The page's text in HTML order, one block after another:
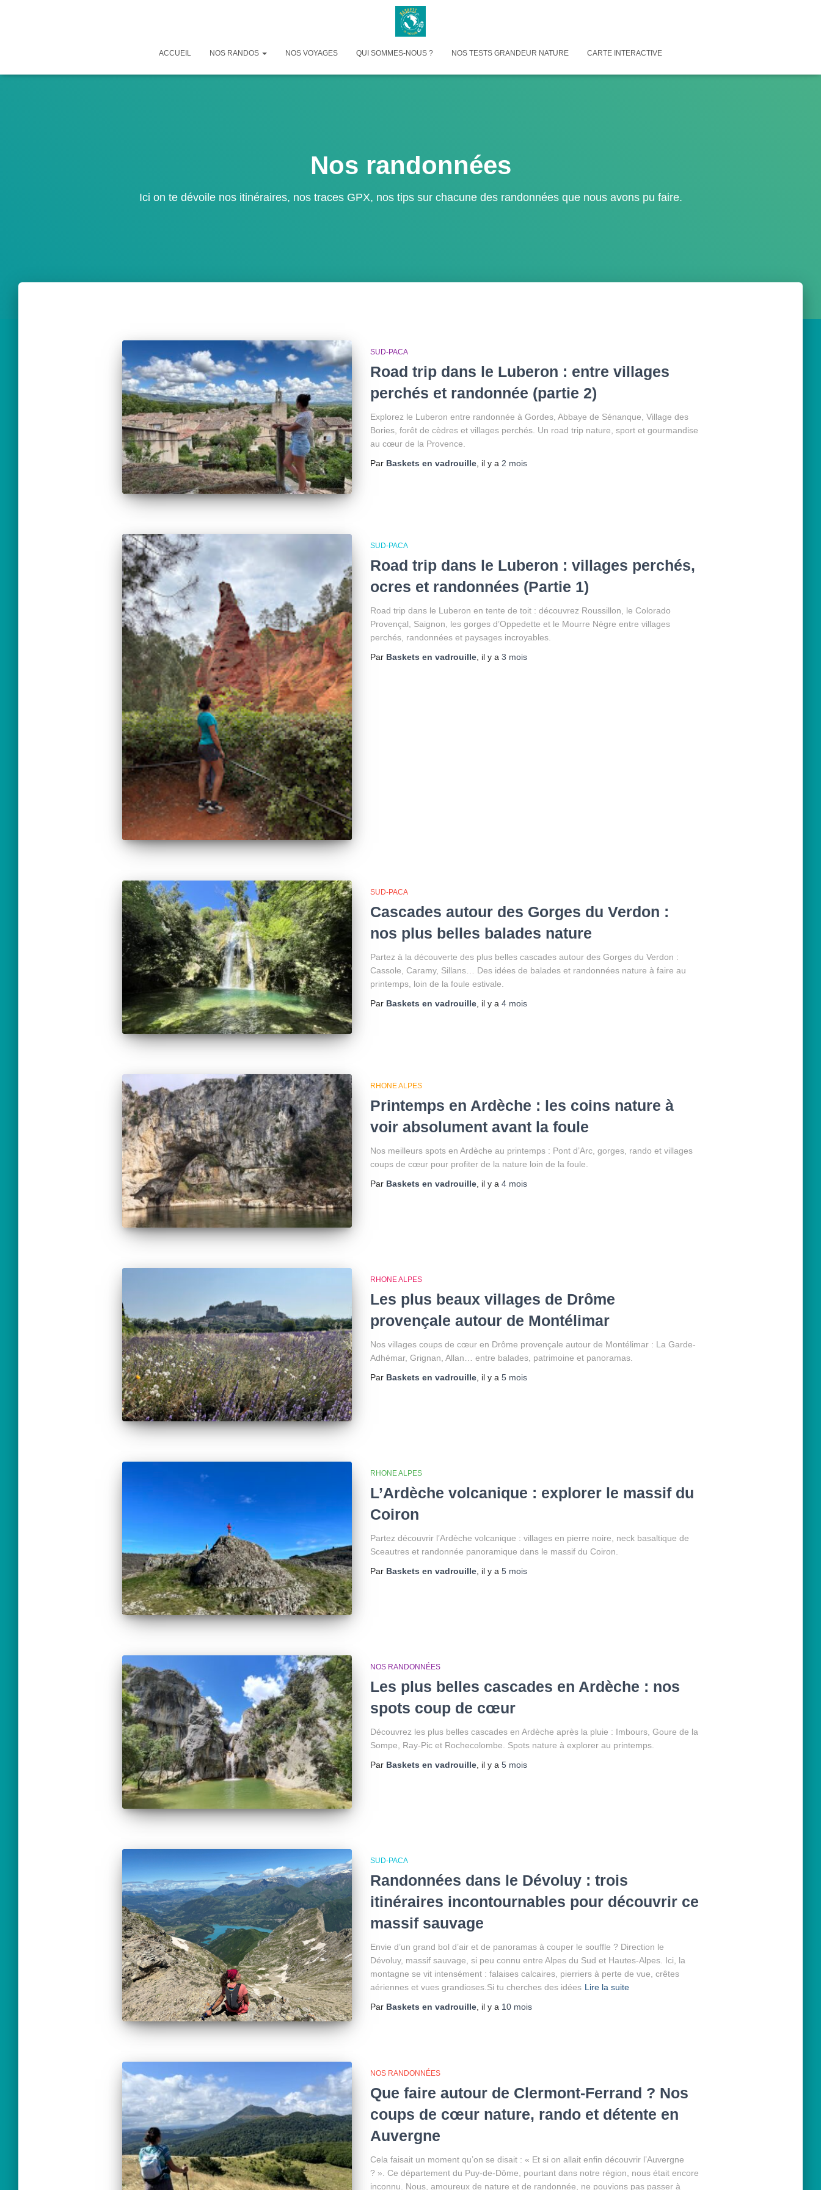
ACCUEIL NOS RANDOS NOS VOYAGES QUI SOMMES-NOUS ? NOS TESTS GRANDEUR NATURE CARTE INTERACTIVE
Nos randonnées
Ici on te dévoile nos itinéraires, nos traces GPX, nos tips sur chacune des randonnées que nous avons pu faire.
SUD-PACA
Road trip dans le Luberon : entre villages
perchés et randonnée (partie 2)
Explorez le Luberon entre randonnée à Gordes, Abbaye de Sénanque, Village des
Bories, forêt de cèdres et villages perchés. Un road trip nature, sport et gourmandise
au cœur de la Provence.
Par Baskets en vadrouille, il y a 2 mois
SUD-PACA
Road trip dans le Luberon : villages perchés,
ocres et randonnées (Partie 1)
Road trip dans le Luberon en tente de toit : découvrez Roussillon, le Colorado
Provençal, Saignon, les gorges d’Oppedette et le Mourre Nègre entre villages
perchés, randonnées et paysages incroyables.
Par Baskets en vadrouille, il y a 3 mois
SUD-PACA
Cascades autour des Gorges du Verdon :
nos plus belles balades nature
Partez à la découverte des plus belles cascades autour des Gorges du Verdon :
Cassole, Caramy, Sillans… Des idées de balades et randonnées nature à faire au
printemps, loin de la foule estivale.
Par Baskets en vadrouille, il y a 4 mois
RHONE ALPES
Printemps en Ardèche : les coins nature à
voir absolument avant la foule
Nos meilleurs spots en Ardèche au printemps : Pont d’Arc, gorges, rando et villages
coups de cœur pour profiter de la nature loin de la foule.
Par Baskets en vadrouille, il y a 4 mois
RHONE ALPES
Les plus beaux villages de Drôme
provençale autour de Montélimar
Nos villages coups de cœur en Drôme provençale autour de Montélimar : La Garde-
Adhémar, Grignan, Allan… entre balades, patrimoine et panoramas.
Par Baskets en vadrouille, il y a 5 mois
RHONE ALPES
L’Ardèche volcanique : explorer le massif du
Coiron
Partez découvrir l’Ardèche volcanique : villages en pierre noire, neck basaltique de
Sceautres et randonnée panoramique dans le massif du Coiron.
Par Baskets en vadrouille, il y a 5 mois
NOS RANDONNÉES
Les plus belles cascades en Ardèche : nos
spots coup de cœur
Découvrez les plus belles cascades en Ardèche après la pluie : Imbours, Goure de la
Sompe, Ray-Pic et Rochecolombe. Spots nature à explorer au printemps.
Par Baskets en vadrouille, il y a 5 mois
SUD-PACA
Randonnées dans le Dévoluy : trois
itinéraires incontournables pour découvrir ce
massif sauvage
Envie d’un grand bol d’air et de panoramas à couper le souffle ? Direction le
Dévoluy, massif sauvage, si peu connu entre Alpes du Sud et Hautes-Alpes. Ici, la
montagne se vit intensément : falaises calcaires, pierriers à perte de vue, crêtes
aériennes et vues grandioses.Si tu cherches des idées Lire la suite
Par Baskets en vadrouille, il y a 10 mois
NOS RANDONNÉES
Que faire autour de Clermont-Ferrand ? Nos
coups de cœur nature, rando et détente en
Auvergne
Cela faisait un moment qu’on se disait : « Et si on allait enfin découvrir l’Auvergne
? ». Ce département du Puy-de-Dôme, pourtant dans notre région, nous était encore
inconnu. Nous, amoureux de nature et de randonnée, ne pouvions pas passer à